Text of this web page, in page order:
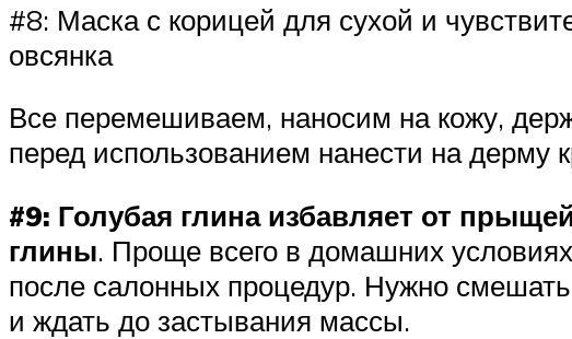
#8: Маска с корицей для сухой и
овсянка
Все перемешиваем, наносим на кожу,
перед использованием нанести на дерму
#9: Голубая глина избавляет от
глины. Проще всего в домашних
после салонных процедур. Нужно
и ждать до застывания массы.